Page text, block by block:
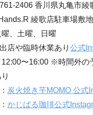
2406 香川県丸亀市綾
綾歌店駐車場敷
曜、土曜、日曜
店や臨時休業あり 公式
12:00〜16:00 ※時間外の
炭火焼き芋MOMO 公式
かじばる珈琲公式